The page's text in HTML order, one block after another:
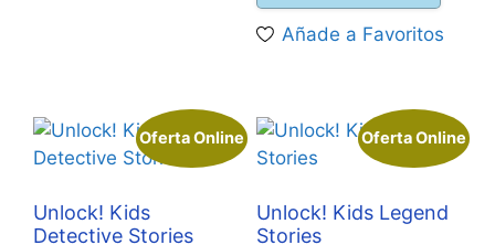
25,99 €.
es:
23,50 €.
Añade a Favoritos
Oferta Online
Unlock! Kids
Detective Stories
Oferta Online
Unlock! Kids Legend
Stories